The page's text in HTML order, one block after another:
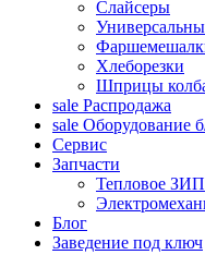
Слайсеры
Хлеборезки
Шприцы
sale Распродажа
sale Оборудование
Сервис
Запчасти
Тепловое ЗИП
Блог
Заведение под ключ